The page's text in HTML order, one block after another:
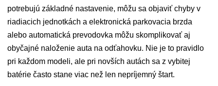
potrebujú základné nastavenie, môžu sa objaviť chyby v
riadiacich jednotkách a elektronická parkovacia brzda
alebo automatická prevodovka môžu skomplikovať aj
obyčajné naloženie auta na odťahovku. Nie je to pravidlo
pri každom modeli, ale pri novších autách sa z vybitej
batérie často stane viac než len nepríjemný štart.